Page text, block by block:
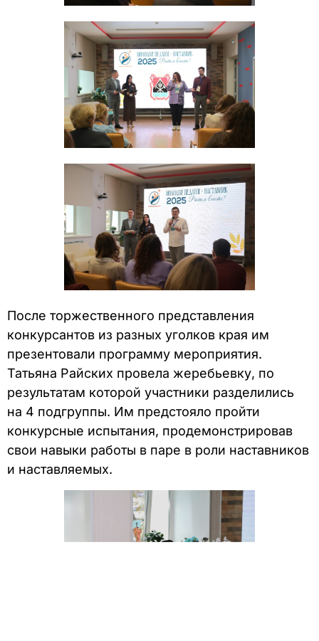
После торжественного представления
конкурсантов из разных уголков края им
презентовали программу мероприятия.
Татьяна Райских провела жеребьевку, по
результатам которой участники разделились
на 4 подгруппы. Им предстояло пройти
конкурсные испытания, продемонстрировав
свои навыки работы в паре в роли наставников
и наставляемых.